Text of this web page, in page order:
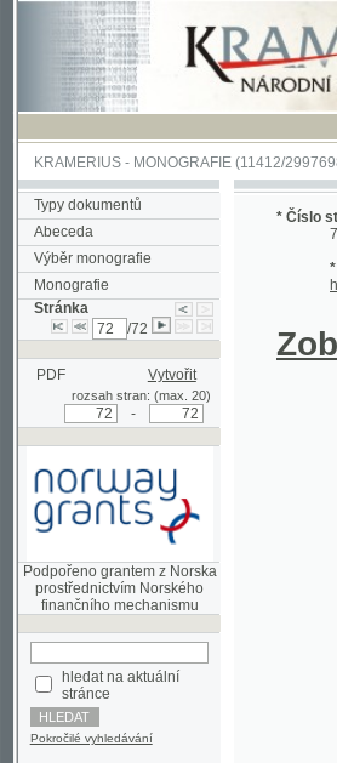
KRAMERIUS-MONOGRAFIE(11412/2997698) -
Typy dokumentů
Abeceda
Výběr monografie
Monografie
Stránka
/72
PDF Vytvořit
rozsah stran: (max. 20)
Podpořeno grantem z Norska
prostřednictvím Norského
hledat na aktuální
stránce
Pokročilé vyhledávání
* Číslo
72
* URI: